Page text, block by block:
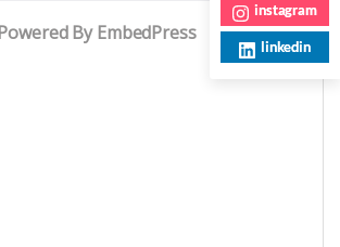
By EmbedPress
instagram
linkedin